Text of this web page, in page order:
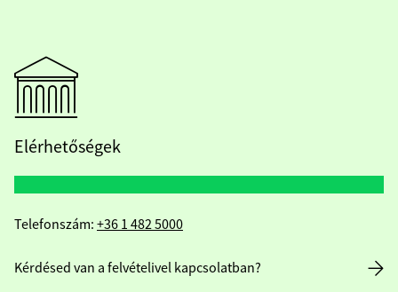
Elérhetőségek
Telefonszám: +36 1 482 5000
Kérdésed van a felvételivel kapcsolatban?